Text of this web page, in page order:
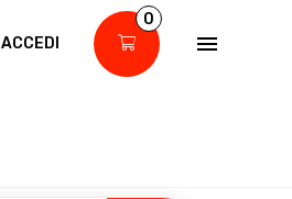
ACCEDI
0